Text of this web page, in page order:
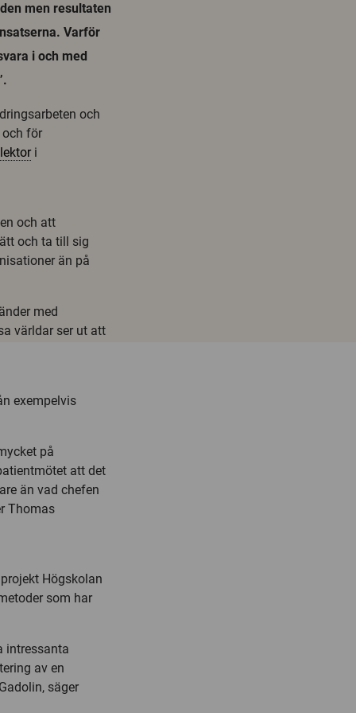
men resultaten
Varför
i och med
och
och för
lektori
och att
och ta till sig
än på
med
världar ser ut att
exempelvis
på
att det
än vad chefen
Thomas
Högskolan
som har
intressanta
av en
säger